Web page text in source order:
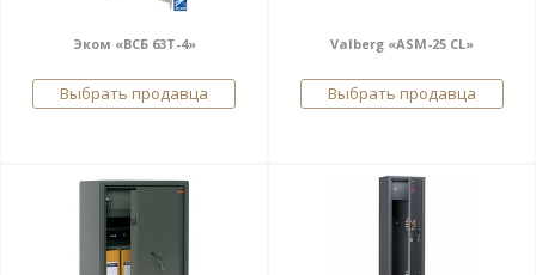
Эком «ВСБ 63Т-4»
Выбрать продавца
Valberg «ASM-25 CL»
Выбрать продавца